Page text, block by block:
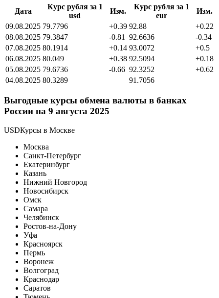
Дата
Курс рубля за 1
usd
Изм.
Курс рубля за 1
eur
Изм.
09.08.2025 79.7796 +0.39 92.88
+0.22
08.08.2025 79.3847 -0.81 92.6636
-0.34
07.08.2025 80.1914 +0.14 93.0072
+0.5
06.08.2025 80.049 +0.38 92.5094
+0.18
05.08.2025 79.6736 -0.66 92.3252
+0.62
04.08.2025 80.3289 91.7056
Выгодные курсы обмена валюты в банках
России на 9 августа 2025
USDКурсы в Москве
Москва
Санкт-Петербург
Екатеринбург
Казань
Нижний Новгород
Новосибирск
Омск
Самара
Челябинск
Ростов-на-Дону
Уфа
Красноярск
Пермь
Воронеж
Волгоград
Краснодар
Саратов